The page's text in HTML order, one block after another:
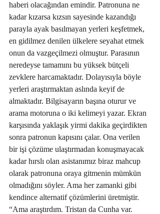
haberi olacağından emindir. Patronuna ne
kadar kızarsa kızsın sayesinde kazandığı
parayla ayak basılmayan yerleri keşfetmek,
en gidilmez denilen ülkelere seyahat etmek
onun da vazgeçilmezi olmuştur. Parasının
neredeyse tamamını bu yüksek bütçeli
zevklere harcamaktadır. Dolayısıyla böyle
yerleri araştırmaktan aslında keyif de
almaktadır. Bilgisayarın başına oturur ve
arama motoruna o iki kelimeyi yazar. Ekran
karşısında yaklaşık yirmi dakika geçirdikten
sonra patronun kapısını çalar. Ona verilen
bir işi çözüme ulaştırmadan konuşmayacak
kadar hırslı olan asistanımız biraz mahcup
olarak patronuna oraya gitmenin mümkün
olmadığını söyler. Ama her zamanki gibi
kendince alternatif çözümlerini üretmiştir.
“Ama araştırdım. Tristan da Cunha var.